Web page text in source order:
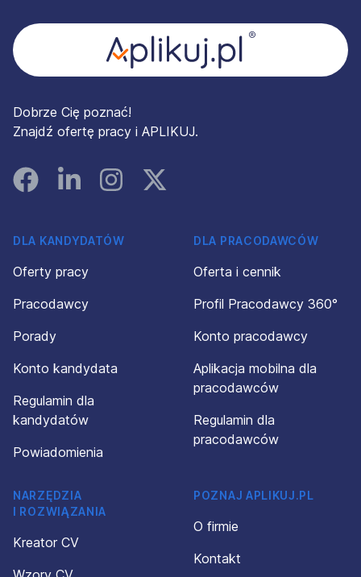
Dobrze Cię poznać!
Znajdź ofertę pracy i APLIKUJ.
FacebookLinked InInstagramInstagram
DLA KANDYDATÓW
Oferty pracy
Pracodawcy
Porady
Konto kandydata
Regulamin dla
kandydatów
Powiadomienia
DLA PRACODAWCÓW
Oferta i cennik
Profil Pracodawcy 360°
Konto pracodawcy
Aplikacja mobilna dla
pracodawców
Regulamin dla
pracodawców
NARZĘDZIA
I ROZWIĄZANIA
Kreator CV
POZNAJ APLIKUJ.PL
O firmie
Kontakt